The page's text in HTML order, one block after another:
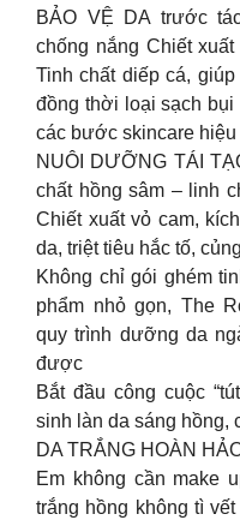
BẢO VỆ DA trước
chống nắng Chiết
Tinh chất diếp cá,
đồng thời loại sạch bụi
các bước skincare hiệu
NUÔI DƯỠNG TÁI
chất hồng sâm – linh
Chiết xuất vỏ cam,
da, triệt tiêu hắc tố,
Không chỉ gói ghém
phẩm nhỏ gọn, The
quy trình dưỡng da
được
Bắt đầu công cuộc
sinh làn da sáng hồng,
DA TRẮNG HOÀN
Em không cần make
trắng hồng không tì